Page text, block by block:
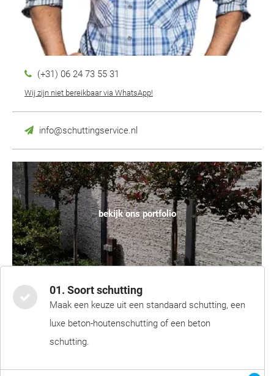
(+31) 06 24 73 55 31
Wij zijn niet bereikbaar via WhatsApp!
info@schuttingservice.nl
bekijk ons portfolio
01. Soort schutting
Maak een keuze uit een standaard schutting, een
luxe beton-houtenschutting of een beton
schutting.